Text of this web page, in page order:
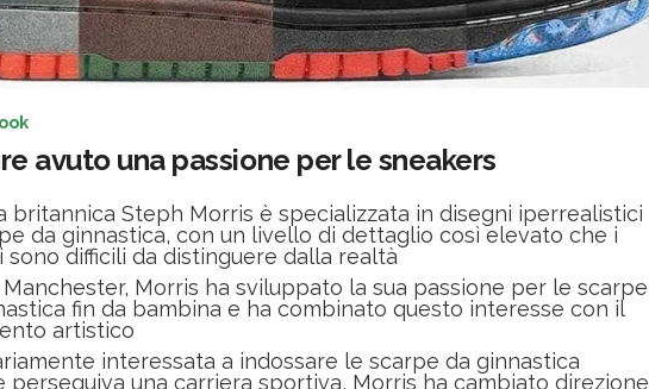
avuto una passione per le sneakers
britannica Steph Morris è specializzata in disegni iperrealistici
da ginnastica, con un livello di dettaglio così elevato che i
sono difficili da distinguere dalla realtà
Manchester, Morris ha sviluppato la sua passione per le scarpe
fin da bambina e ha combinato questo interesse con il
artistico
interessata a indossare le scarpe da ginnastica
perseguiva una carriera sportiva, Morris ha cambiato direzione